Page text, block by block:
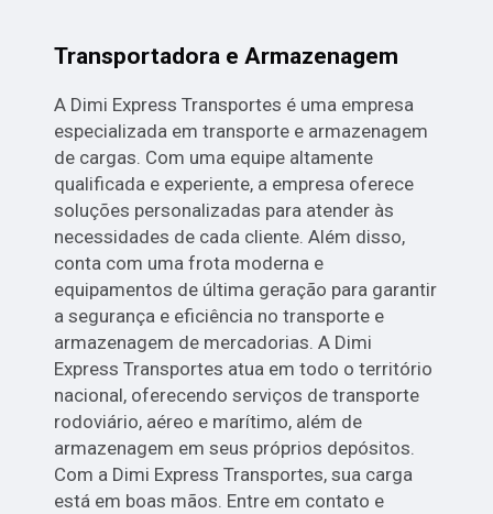
Transportadora e Armazenagem
A Dimi Express Transportes é uma empresa
especializada em transporte e armazenagem
de cargas. Com uma equipe altamente
qualificada e experiente, a empresa oferece
soluções personalizadas para atender às
necessidades de cada cliente. Além disso,
conta com uma frota moderna e
equipamentos de última geração para garantir
a segurança e eficiência no transporte e
armazenagem de mercadorias. A Dimi
Express Transportes atua em todo o território
nacional, oferecendo serviços de transporte
rodoviário, aéreo e marítimo, além de
armazenagem em seus próprios depósitos.
Com a Dimi Express Transportes, sua carga
está em boas mãos. Entre em contato e